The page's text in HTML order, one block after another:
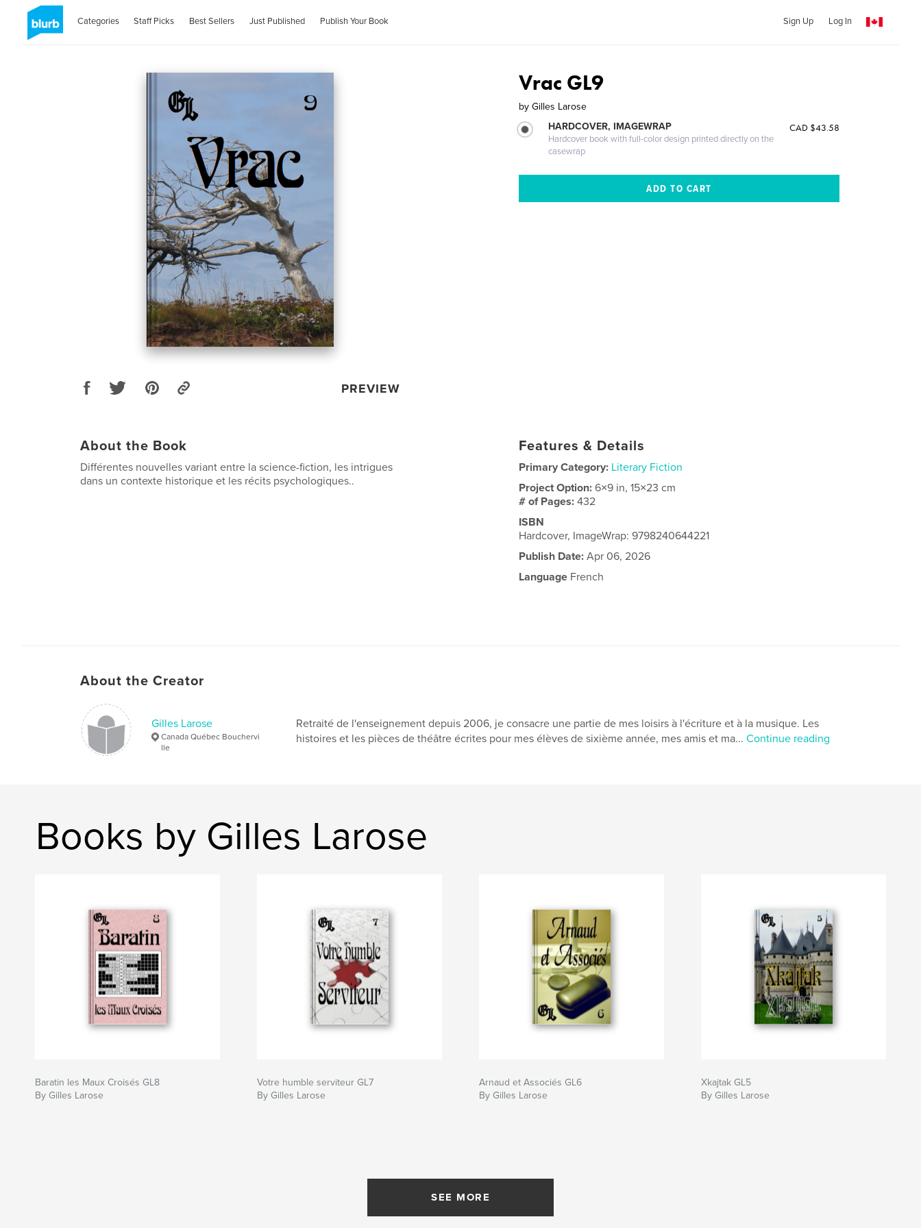
Categories Staff Picks Best Sellers Just Published Publish Your Book Sign Up Log In
PREVIEW
Vrac GL9
by Gilles Larose
HARDCOVER, IMAGEWRAP
Hardcover book with full-color design printed directly on the
casewrap
CAD $43.58
About the Book
Différentes nouvelles variant entre la science-fiction, les intrigues
dans un contexte historique et les récits psychologiques..
Features & Details
Primary Category: Literary Fiction
Project Option:6×9 in, 15×23 cm
# of Pages:432
ISBN
Hardcover, ImageWrap: 9798240644221
Publish Date: Apr 06, 2026
Language French
About the Creator
Gilles Larose
Canada Québec Bouchervi
lle
Retraité de l'enseignement depuis 2006, je consacre une partie de mes loisirs à l'écriture et à la musique. Les
histoires et les pièces de théâtre écrites pour mes élèves de sixième année, mes amis et ma... Continue reading
Books by Gilles Larose
Baratin les Maux Croisés GL8
By Gilles Larose
Votre humble serviteur GL7
By Gilles Larose
Arnaud et Associés GL6
By Gilles Larose
Xkajtak GL5
By Gilles Larose
SEE MORE